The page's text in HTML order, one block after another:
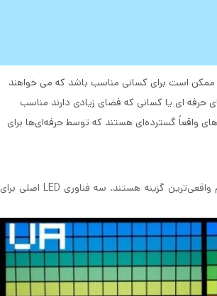
نسبت صفحه 16:9 امروزه اکثرا به عنوان یک نسبت استاندارد در نظر گرفته می‌شود. نمایشگر 16:10 ممکن است برای کسانی مناسب باشد که می خواهند
در نهایت، 21:9 برای افرادی همچون گیمرهای حرفه ای یا کسانی که فضای زیادی دارند مناسب
فوق‌العاده‌ای مانند 32:9 وجود دارد که مانیتورهای واقعاً گسترده‌ای هستند که توسط حرفه‌ای‌ها برای
نمایشگرهای LED طویل تر از نمایشگرهای OLED هستند، تولیدشان ارزان‌تر است و برای اکثر مردم واقعی‌ترین گزینه هستند. سه فناوری LED اصلی برای